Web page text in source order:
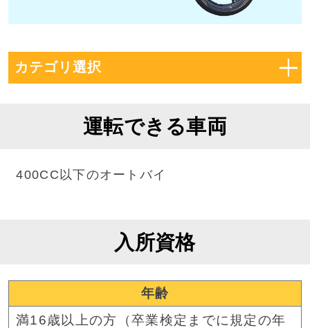
カテゴリ選択
料金
運転できる車両
400CC以下のオートバイ
入所資格
年齢
満16歳以上の方（卒業検定までに規定の年